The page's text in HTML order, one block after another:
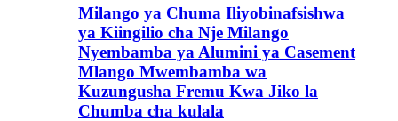
Milango ya Chuma Iliyobinafsishwa
ya Kiingilio cha Nje Milango
Nyembamba ya Alumini ya Casement
Mlango Mwembamba wa
Kuzungusha Fremu Kwa Jiko la
Chumba cha kulala